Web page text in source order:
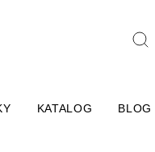
KATALOG BLOG